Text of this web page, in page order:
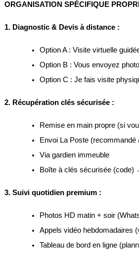
ORGANISATION SPÉCIFIQUE
1. Diagnostic & Devis à distance :
Option A : Visite virtuelle
Option B : Vous envoyez
Option C : Je fais visite
2. Récupération clés sécurisée :
Remise en main propre (si
Envoi La Poste (recommandé
Via gardien immeuble
Boîte à clés sécurisée (code)
3. Suivi quotidien premium :
Photos HD matin + soir
Appels vidéo hebdomadaires
Tableau de bord en ligne